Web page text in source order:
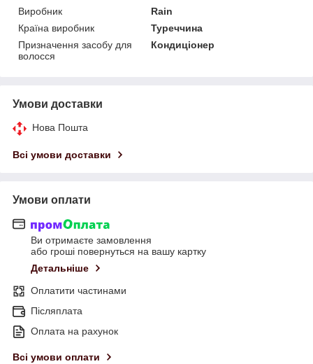
Виробник
Rain
Країна виробник
Туреччина
Призначення засобу для
волосся
Кондиціонер
Умови доставки
Нова Пошта
Всі умови доставки
Умови оплати
Ви отримаєте замовлення
або гроші повернуться на вашу картку
Детальніше
Оплатити частинами
Післяплата
Оплата на рахунок
Всі умови оплати